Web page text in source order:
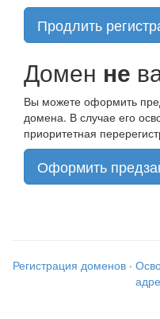
Продлить
Домен не
Вы можете оформить
домена. В случае его
приоритетная
Оформить
Регистрация доменов ·